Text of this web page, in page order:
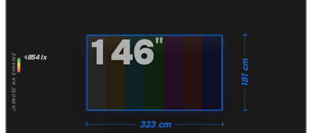
146"
323 cm
181 cm
JASNOŚĆ NA EKRANIE 854 lx